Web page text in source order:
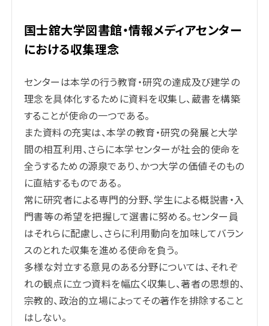
国士舘大学図書館・情報メディアセンター
における収集理念
センターは本学の行う教育・研究の達成及び建学の
理念を具体化するために資料を収集し、蔵書を構築
することが使命の一つである。
また資料の充実は、本学の教育・研究の発展と大学
間の相互利用、さらに本学センターが社会的使命を
全うするための源泉であり、かつ大学の価値そのもの
に直結するものである。
常に研究者による専門的分野、学生による概説書・入
門書等の希望を把握して選書に努める。センター員
はそれらに配慮し、さらに利用動向を加味してバラン
スのとれた収集を進める使命を負う。
多様な対立する意見のある分野については、それぞ
れの観点に立つ資料を幅広く収集し、著者の思想的、
宗教的、政治的立場によってその著作を排除すること
はしない。